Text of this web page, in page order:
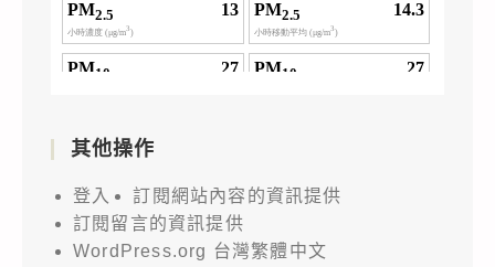
其他操作
登入
訂閱網站內容的資訊提供
訂閱留言的資訊提供
WordPress.org 台灣繁體中文